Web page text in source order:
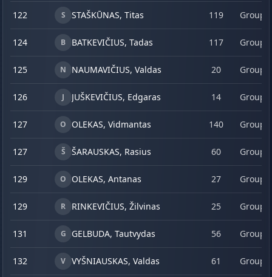
122 S STAŠKŪNAS, Titas 119 Group
124 B BATKEVIČIUS, Tadas 117 Group
125 N NAUMAVIČIUS, Valdas 20 Group
126 J JUŠKEVIČIUS, Edgaras 14 Group
127 O OLEKAS, Vidmantas 140 Group
127 Š ŠARAUSKAS, Rasius 60 Group
129 O OLEKAS, Antanas 27 Group
129 R RINKEVIČIUS, Žilvinas 25 Group
131 G GELBUDA, Tautvydas 56 Group
132 V VYŠNIAUSKAS, Valdas 61 Group